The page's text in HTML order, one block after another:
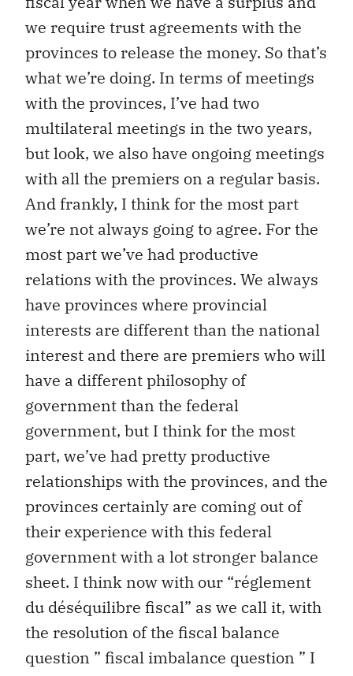
we require trust agreements with the
provinces to release the money. So that’s
what we’re doing. In terms of meetings
with the provinces, I’ve had two
multilateral meetings in the two years,
but look, we also have ongoing meetings
with all the premiers on a regular basis.
And frankly, I think for the most part
we’re not always going to agree. For the
most part we’ve had productive
relations with the provinces. We always
have provinces where provincial
interests are different than the national
interest and there are premiers who will
have a different philosophy of
government than the federal
government, but I think for the most
part, we’ve had pretty productive
relationships with the provinces, and the
provinces certainly are coming out of
their experience with this federal
government with a lot stronger balance
sheet. I think now with our “réglement
du déséquilibre fiscal” as we call it, with
the resolution of the fiscal balance
question ” fiscal imbalance question ” I